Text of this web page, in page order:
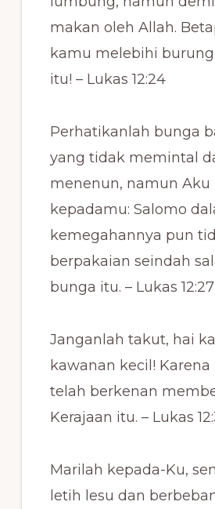
makan oleh Allah.
kamu melebihi
itu! – Lukas 12:24
Perhatikanlah bunga
yang tidak memintal
menenun, namun Aku
kepadamu: Salomo
kemegahannya pun
berpakaian seindah
bunga itu. – Lukas 12:27
Janganlah takut, hai
kawanan kecil! Karena
telah berkenan
Kerajaan itu. – Lukas
Marilah kepada-Ku,
letih lesu dan